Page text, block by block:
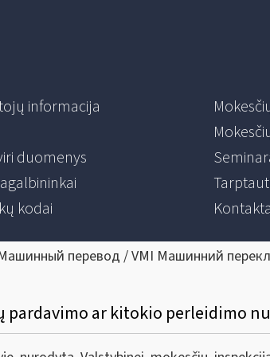
informacija
duomenys
kodai
перевод / VMI Машинний